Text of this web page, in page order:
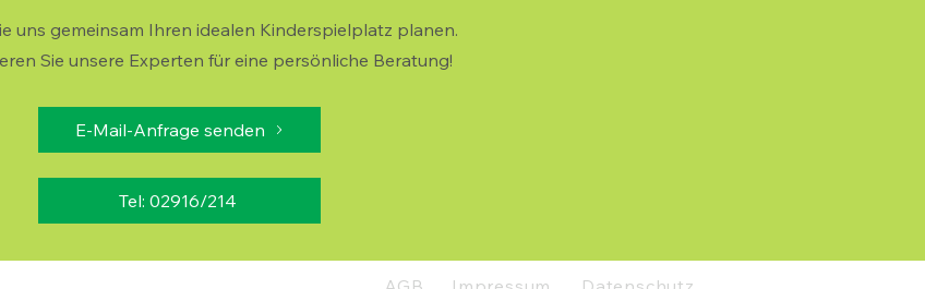
uns gemeinsam Ihren idealen Kinderspielplatz planen.
Sie unsere Experten für eine persönliche Beratung!
E-Mail-Anfrage senden
Tel: 02916/214